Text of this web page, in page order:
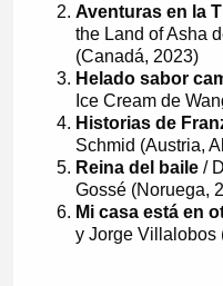
Aventuras en la
the Land of Asha
(Canadá, 2023)
Helado sabor
Ice Cream de
Historias de
Schmid (Austria,
Reina del baile/
Gossé (Noruega,
Mi casa está en
y Jorge Villalobos